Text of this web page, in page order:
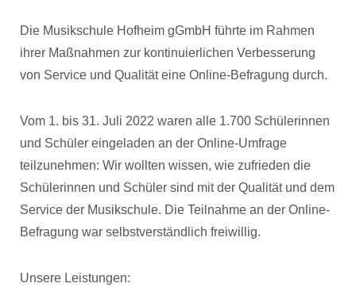
Die Musikschule Hofheim gGmbH führte im Rahmen
ihrer Maßnahmen zur kontinuierlichen Verbesserung
von Service und Qualität eine Online-Befragung durch.
Vom 1. bis 31. Juli 2022 waren alle 1.700 Schülerinnen
und Schüler eingeladen an der Online-Umfrage
teilzunehmen: Wir wollten wissen, wie zufrieden die
Schülerinnen und Schüler sind mit der Qualität und dem
Service der Musikschule. Die Teilnahme an der Online-
Befragung war selbstverständlich freiwillig.
Unsere Leistungen: